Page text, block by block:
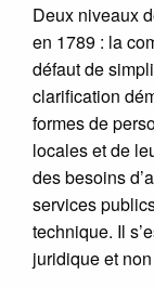
Deux niveaux
en 1789 : la
défaut de
clarification
formes de
locales et de
des besoins
services
technique. Il
juridique et